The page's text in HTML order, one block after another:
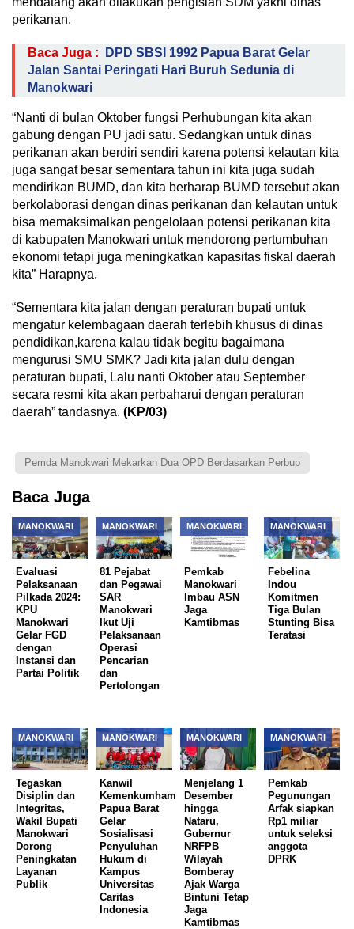
perikanan.
Baca Juga :
DPD SBSI 1992 Papua Barat Gelar
Jalan Santai Peringati Hari Buruh Sedunia di
Manokwari
“Nanti di bulan Oktober fungsi Perhubungan kita akan
gabung dengan PU jadi satu. Sedangkan untuk dinas
perikanan akan berdiri sendiri karena potensi kelautan kita
juga sangat besar sementara tahun ini kita juga sudah
mendirikan BUMD, dan kita berharap BUMD tersebut akan
berkolaborasi dengan dinas perikanan dan kelautan untuk
bisa memaksimalkan pengelolaan potensi perikanan kita
di kabupaten Manokwari untuk mendorong pertumbuhan
ekonomi tetapi juga meningkatkan kapasitas fiskal daerah
kita” Harapnya.
“Sementara kita jalan dengan peraturan bupati untuk
mengatur kelembagaan daerah terlebih khusus di dinas
pendidikan,karena kalau tidak begitu bagaimana
mengurusi SMU SMK? Jadi kita jalan dulu dengan
peraturan bupati, Lalu nanti Oktober atau September
secara resmi kita akan perbaharui dengan peraturan
daerah” tandasnya. (KP/03)
Pemda Manokwari Mekarkan Dua OPD Berdasarkan Perbup
Baca Juga
MANOKWARI
Evaluasi
Pelaksanaan
Pilkada 2024:
KPU
Manokwari
Gelar FGD
dengan
Instansi dan
Partai Politik
MANOKWARI
81 Pejabat
dan Pegawai
SAR
Manokwari
Ikut Uji
Pelaksanaan
Operasi
Pencarian
dan
Pertolongan
MANOKWARI
Pemkab
Manokwari
Imbau ASN
Jaga
Kamtibmas
MANOKWARI
Febelina
Indou
Komitmen
Tiga Bulan
Stunting Bisa
Teratasi
MANOKWARI
Tegaskan
Disiplin dan
Integritas,
Wakil Bupati
Manokwari
Dorong
Peningkatan
Layanan
Publik
MANOKWARI
Kanwil
Kemenkumham
Papua Barat
Gelar
Sosialisasi
Penyuluhan
Hukum di
Kampus
Universitas
Caritas
Indonesia
MANOKWARI
Menjelang 1
Desember
hingga
Nataru,
Gubernur
NRFPB
Wilayah
Bomberay
Ajak Warga
Bintuni Tetap
Jaga
Kamtibmas
MANOKWARI
Pemkab
Pegunungan
Arfak siapkan
Rp1 miliar
untuk seleksi
anggota
DPRK